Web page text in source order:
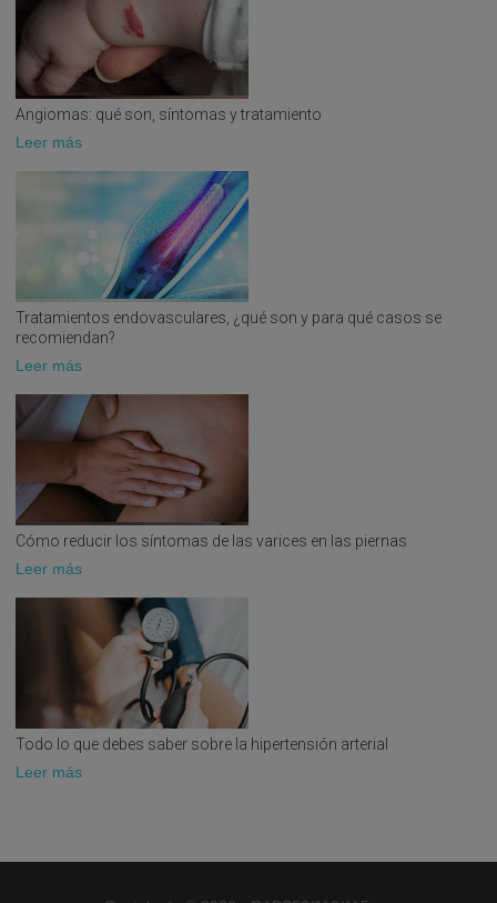
1986
1989
1993
1994
1995
1996
1997-1998
(
1999
1999
1986
1986
1986
1989
1989
1990
1990
1990
1990
1991
1993
1993
1983
1991
2005
2005
1994
1999
2001
2009
Angiomas: qué son, síntomas y tratamiento
Leer más
Tratamientos endovasculares, ¿qué son y para qué casos se
recomiendan?
Leer más
Cómo reducir los síntomas de las varices en las piernas
Leer más
Todo lo que debes saber sobre la hipertensión arterial
Leer más